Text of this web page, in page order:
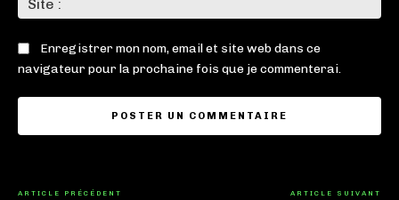
:
Enregistrer mon nom, email et site web dans ce
navigateur pour la prochaine fois que je commenterai.
ARTICLE PRÉCÉDENT ARTICLE SUIVANT